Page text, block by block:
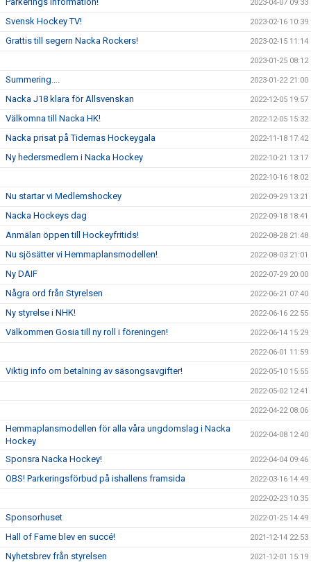
2023-04-07 09:33
Svensk Hockey TV! 2023-02-16 10:39
Grattis till segern Nacka Rockers! 2023-02-15 11:14
2023-01-25 08:12
Summering…. 2023-01-22 21:00
Nacka J18 klara för Allsvenskan 2022-12-05 19:57
Välkomna till Nacka HK! 2022-12-05 15:32
Nacka prisat på Tidernas Hockeygala 2022-11-18 17:42
Ny hedersmedlem i Nacka Hockey 2022-10-21 13:17
2022-10-16 18:02
Nu startar vi Medlemshockey 2022-09-29 13:21
Nacka Hockeys dag 2022-09-18 18:41
Anmälan öppen till Hockeyfritids! 2022-08-28 21:48
Nu sjösätter vi Hemmaplansmodellen! 2022-08-03 21:01
Ny DAIF 2022-07-29 20:00
Några ord från Styrelsen 2022-06-21 07:40
Ny styrelse i NHK! 2022-06-16 22:55
Välkommen Gosia till ny roll i föreningen! 2022-06-14 15:29
2022-06-01 11:59
Viktig info om betalning av säsongsavgifter! 2022-05-10 15:55
2022-05-02 12:41
2022-04-22 08:06
Hemmaplansmodellen för alla våra ungdomslag i Nacka
Hockey
2022-04-08 12:40
Sponsra Nacka Hockey! 2022-04-04 09:46
OBS! Parkeringsförbud på ishallens framsida 2022-03-16 14:49
2022-02-23 10:35
Sponsorhuset 2022-01-25 14:49
Hall of Fame blev en succé! 2021-12-14 22:53
Nyhetsbrev från styrelsen 2021-12-01 15:19